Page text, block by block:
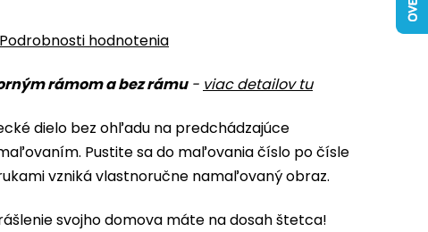
Podrobnosti hodnotenia
rámom a bez rámu- viac detailov tu
dielo bez ohľadu na predchádzajúce
Pustite sa do maľovania číslo po čísle
vzniká vlastnoručne namaľovaný obraz.
svojho domova máte na dosah štetca!